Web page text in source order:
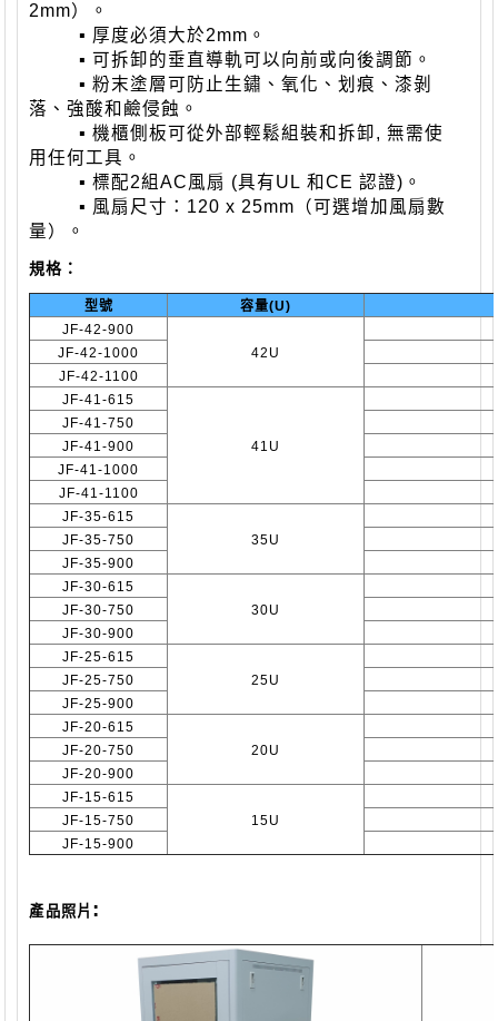
2mm）。
▪ 厚度必須大於2mm 。
▪可拆卸的垂直導軌可以向前或向後調節。
▪粉末塗層可防止生鏽、氧化、划痕、漆剝
落、強酸和鹼侵蝕。
▪機櫃側板可從外部輕鬆組裝和拆卸,無需使
用任何工具。
▪標配2組AC風扇 (具有UL和CE認證) 。
▪ 風扇尺寸： 120 x 25mm （可選增加風扇數
量）。
規格：
型號
容量(U)
JF-42-900
42U
JF-42-1000
JF-42-1100
JF-41-615
41U
JF-41-750
JF-41-900
JF-41-1000
JF-41-1100
JF-35-615
35U
JF-35-750
JF-35-900
JF-30-615
30U
JF-30-750
JF-30-900
JF-25-615
25U
JF-25-750
JF-25-900
JF-20-615
20U
JF-20-750
JF-20-900
JF-15-615
15U
JF-15-750
JF-15-900
產品照片 :